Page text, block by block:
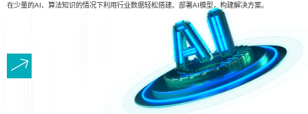
在少量的AI、算法知识的情况下利用行业数据轻松搭建、部署AI模型，构建解决方案。